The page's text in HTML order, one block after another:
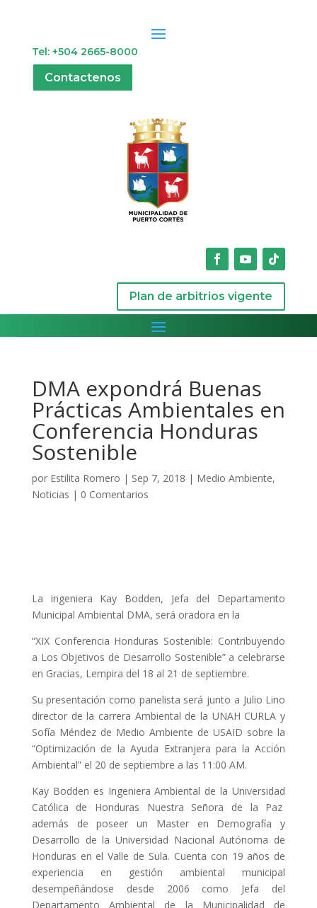
Tel: +504 2665-8000
Contactenos
Plan de arbitrios vigente
DMA expondrá Buenas
Prácticas Ambientales en
Conferencia Honduras
Sostenible
por Estilita Romero | Sep 7, 2018 | Medio Ambiente,
Noticias | 0 Comentarios
La ingeniera Kay Bodden, Jefa del Departamento
Municipal Ambiental DMA, será oradora en la
“XIX Conferencia Honduras Sostenible: Contribuyendo
a Los Objetivos de Desarrollo Sostenible” a celebrarse
en Gracias, Lempira del 18 al 21 de septiembre.
Su presentación como panelista será junto a Julio Lino
director de la carrera Ambiental de la UNAH CURLA y
Sofía Méndez de Medio Ambiente de USAID sobre la
“Optimización de la Ayuda Extranjera para la Acción
Ambiental” el 20 de septiembre a las 11:00 AM.
Kay Bodden es Ingeniera Ambiental de la Universidad
Católica de Honduras Nuestra Señora de la Paz
además de poseer un Master en Demografía y
Desarrollo de la Universidad Nacional Autónoma de
Honduras en el Valle de Sula. Cuenta con 19 años de
experiencia en gestión ambiental municipal
desempeñándose desde 2006 como Jefa del
Departamento Ambiental de la Municipalidad de